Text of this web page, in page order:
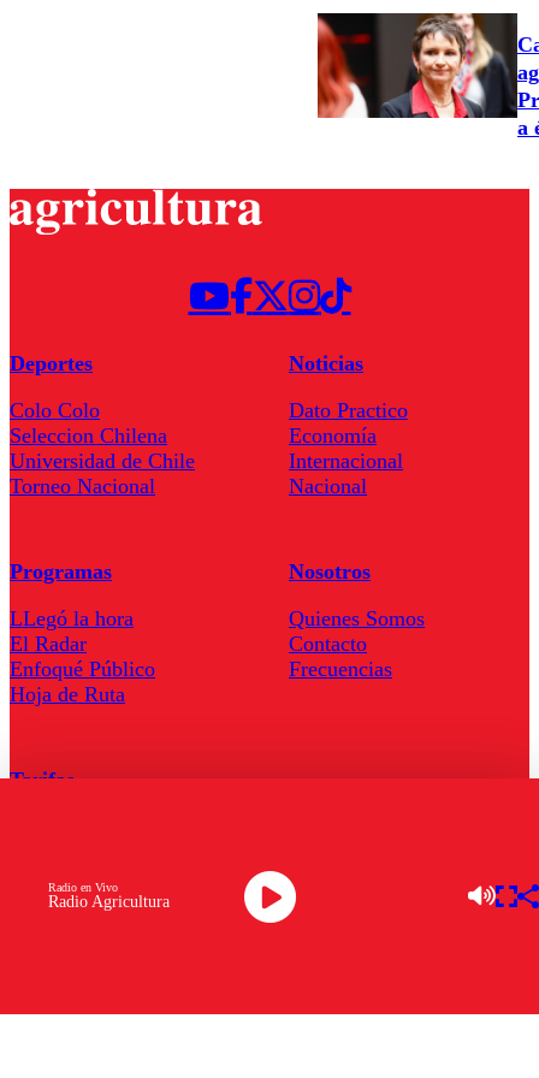
a
Radio Agricultura
Radio en Vivo
Deportes
Colo Colo
Seleccion Chilena
Universidad de Chile
Torneo Nacional
Noticias
Dato Practico
Economía
Internacional
Nacional
Programas
LLegó la hora
El Radar
Enfoqué Público
Hoja de Ruta
Nosotros
Quienes Somos
Contacto
Frecuencias
Tarifas
Descarga la APP